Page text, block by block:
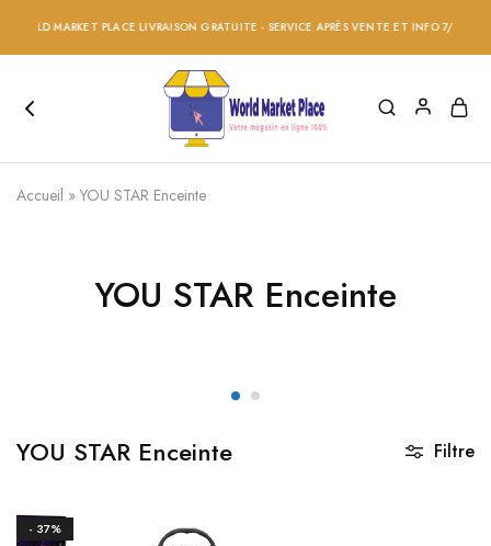
WORLD MARKET PLACE LIVRAISON GRATUITE - SERVICE APRÈS VENTE ET INFO 7/24 -
Accueil » YOU STAR Enceinte
YOU STAR Enceinte
YOU STAR Enceinte Filtre
- 37%